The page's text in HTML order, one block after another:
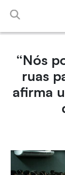
Pular para o
“Nós
ruas
afirma